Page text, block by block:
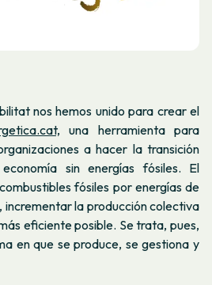
nos hemos unido para crear el
una herramienta para
a hacer la transición
sin energías fósiles. El
fósiles por energías de
incrementar la producción colectiva
eficiente posible. Se trata, pues,
en que se produce, se gestiona y